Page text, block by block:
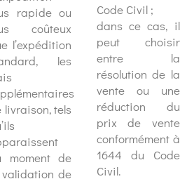
rapide ou
coûteux
l’expédition
les
livraison, tels
moment de
de
Code Civil ;
dans ce cas, il
peut choisir
entre la
résolution de la
vente ou une
réduction du
prix de vente
conformément à
1644 du Code
Civil.